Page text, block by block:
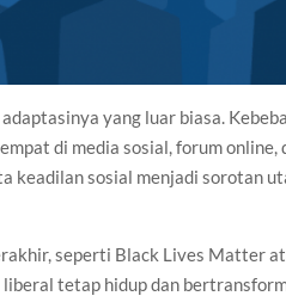
yang luar biasa.
di media sosial, forum online,
keadilan sosial menjadi sorotan
seperti Black Lives Matter
tetap hidup dan